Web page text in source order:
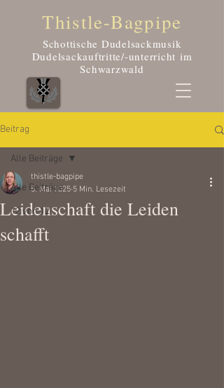
Thistle-Bagpipe
Schottische Dudelsackmusik
Dudelsackauftritte/-unterricht im
Schwarzwald
Beitrag
Alle Beiträge
12 von 12
Alle Beiträge
Leidenschaft die Leiden
schafft
thistle-bagpipe
5. Mai 2025 5 Min. Lesezeit